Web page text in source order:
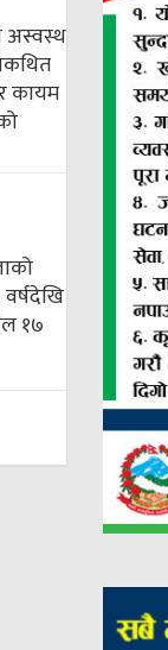
अस्वस्थ
कायम
१७